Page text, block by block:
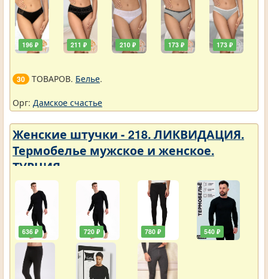
196 ₽ 211 ₽ 210 ₽ 173 ₽ 173 ₽
30 ТОВАРОВ. Белье.
Орг: Дамское счастье
Женские штучки - 218. ЛИКВИДАЦИЯ.
Термобелье мужское и женское.
ТУРЦИЯ
636 ₽ 720 ₽ 780 ₽ 540 ₽